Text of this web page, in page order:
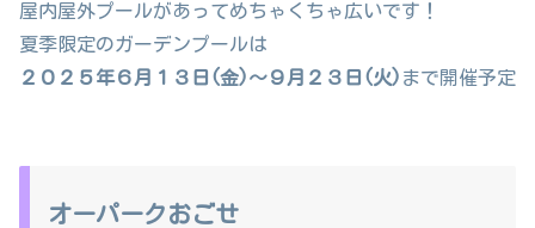
屋内屋外プールがあってめちゃくちゃ広いです！
夏季限定のガーデンプールは
２０２５年６月１３日(金)～９月２３日(火) まで開催予定
オーパークおごせ